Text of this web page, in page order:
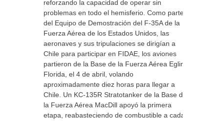
reforzando la capacidad de operar sin
problemas en todo el hemisferio. Como parte
del Equipo de Demostración del F-35A de la
Fuerza Aérea de los Estados Unidos, las
aeronaves y sus tripulaciones se dirigían a
Chile para participar en FIDAE, los aviones
partieron de la Base de la Fuerza Aérea Eglin ,
Florida, el 4 de abril, volando
aproximadamente diez horas para llegar a
Chile. Un KC-135R Stratotanker de la Base de
la Fuerza Aérea MacDill apoyó la primera
etapa, reabasteciendo de combustible a cada